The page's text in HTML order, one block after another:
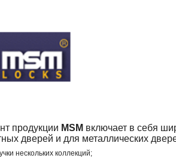
продукции MSM включает в себя
дверей и для металлических
нескольких коллекций;